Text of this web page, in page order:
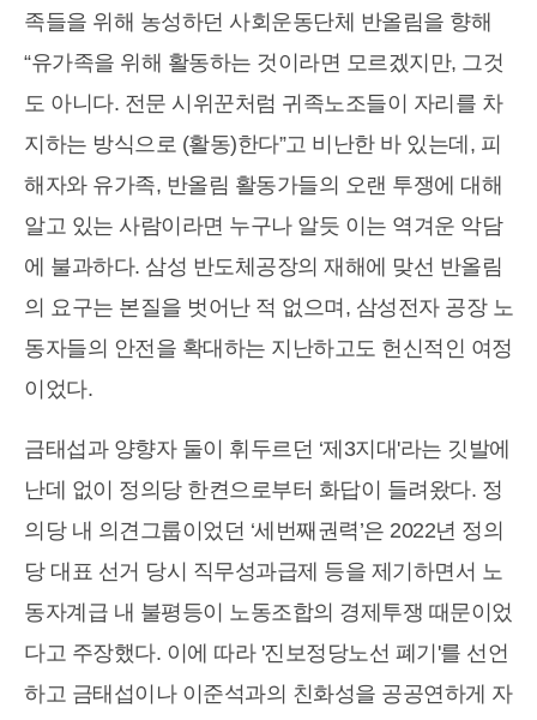
족들을 위해 농성하던 사회운동단체 반올림을 향해
“유가족을 위해 활동하는 것이라면 모르겠지만, 그것
도 아니다. 전문 시위꾼처럼 귀족노조들이 자리를 차
지하는 방식으로 (활동)한다”고 비난한 바 있는데, 피
해자와 유가족, 반올림 활동가들의 오랜 투쟁에 대해
알고 있는 사람이라면 누구나 알듯 이는 역겨운 악담
에 불과하다. 삼성 반도체공장의 재해에 맞선 반올림
의 요구는 본질을 벗어난 적 없으며, 삼성전자 공장 노
동자들의 안전을 확대하는 지난하고도 헌신적인 여정
이었다.
금태섭과 양향자 둘이 휘두르던 ‘제3지대'라는 깃발에
난데 없이 정의당 한켠으로부터 화답이 들려왔다. 정
의당 내 의견그룹이었던 ‘세번째권력’은 2022년 정의
당 대표 선거 당시 직무성과급제 등을 제기하면서 노
동자계급 내 불평등이 노동조합의 경제투쟁 때문이었
다고 주장했다. 이에 따라 '진보정당노선 폐기'를 선언
하고 금태섭이나 이준석과의 친화성을 공공연하게 자